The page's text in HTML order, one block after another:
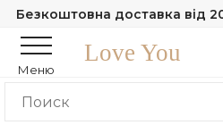
Безкоштовна доставка від
Меню
Love You